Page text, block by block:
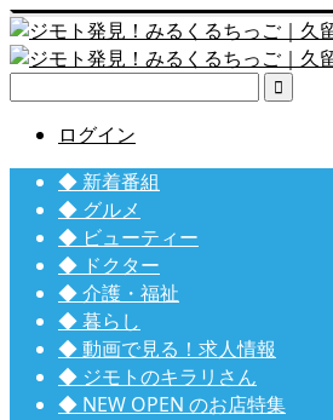

ログイン
◆ 新着番組
◆ グルメ
◆ ビューティー
◆ ドクター
◆ 介護・福祉
◆ 暮らし
◆ 動画で見る！求人情報
◆ ジモトのキラリさん
◆ NEW OPEN のお店特集